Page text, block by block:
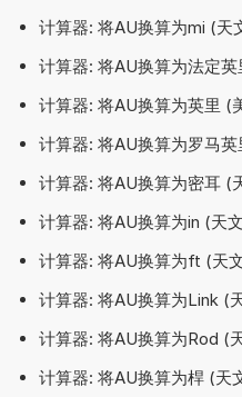
计算器: 将AU换算为mi (天
计算器: 将AU换算为法定
计算器: 将AU换算为英里 (
计算器: 将AU换算为罗马
计算器: 将AU换算为密耳 (
计算器: 将AU换算为in (天
计算器: 将AU换算为ft (天
计算器: 将AU换算为Link (
计算器: 将AU换算为Rod (
计算器: 将AU换算为桿 (天